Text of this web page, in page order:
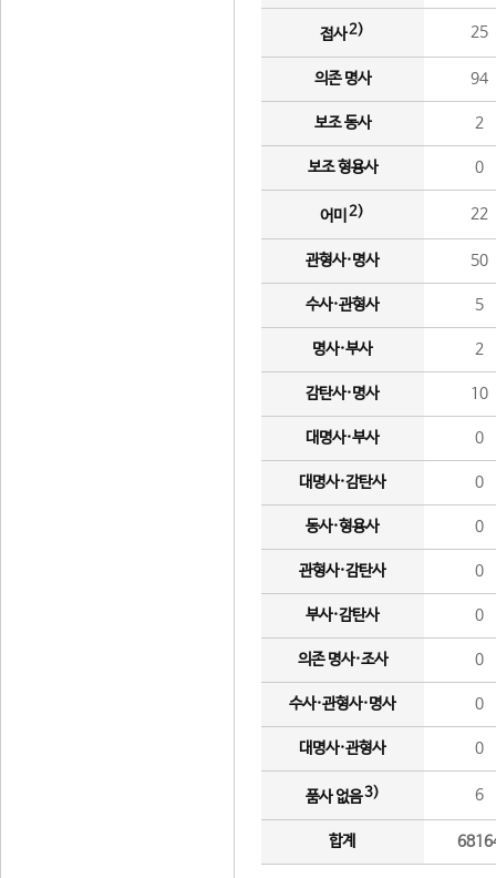
접사2) 25
의존 명사 94
보조 동사 2
보조 형용사 0
어미 2) 22
관형사·명사 50
수사·관형사 5
명사·부사 2
감탄사·명사 10
대명사·부사 0
대명사·감탄사 0
동사·형용사 0
관형사·감탄사 0
부사·감탄사 0
의존 명사·조사 0
수사·관형사·명사 0
대명사·관형사 0
품사 없음3) 6
합계